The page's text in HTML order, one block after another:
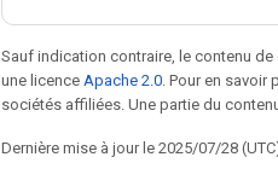
Sauf indication contraire, le contenu
une licence Apache 2.0 . Pour en
sociétés affiliées. Une partie du
Dernière mise à jour le 2025/07/28